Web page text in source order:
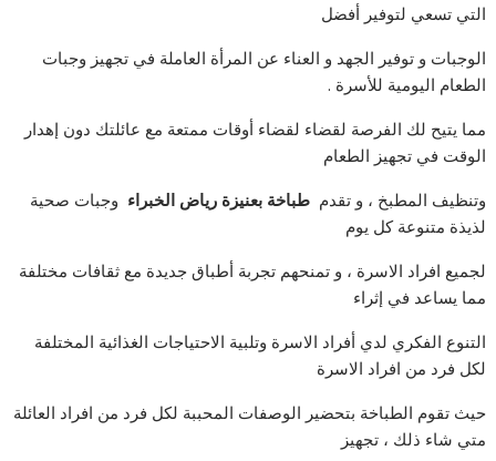
التي تسعي لتوفير أفضل
الوجبات و توفير الجهد و العناء عن المرأة العاملة في تجهيز وجبات
الطعام اليومية للأسرة .
مما يتيح لك الفرصة لقضاء لقضاء أوقات ممتعة مع عائلتك دون إهدار
الوقت في تجهيز الطعام
وتنظيف المطبخ ، و تقدمطباخة بعنيزة رياض الخبراء وجبات صحية
لذيذة متنوعة كل يوم
لجميع افراد الاسرة ، و تمنحهم تجربة أطباق جديدة مع ثقافات مختلفة
مما يساعد في إثراء
التنوع الفكري لدي أفراد الاسرة وتلبية الاحتياجات الغذائية المختلفة
لكل فرد من افراد الاسرة
حيث تقوم الطباخة بتحضير الوصفات المحببة لكل فرد من افراد العائلة
متي شاء ذلك ، تجهيز